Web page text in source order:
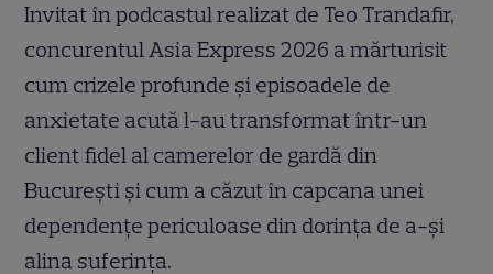
Invitat în podcastul realizat de Teo Trandafir,
concurentul Asia Express 2026 a mărturisit
cum crizele profunde și episoadele de
anxietate acută l-au transformat într-un
client fidel al camerelor de gardă din
București și cum a căzut în capcana unei
dependențe periculoase din dorința de a-și
alina suferința.